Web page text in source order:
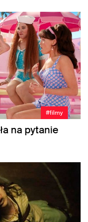
#filmy
na pytanie